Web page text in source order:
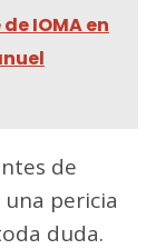
IOMA en
de
pericia
duda.